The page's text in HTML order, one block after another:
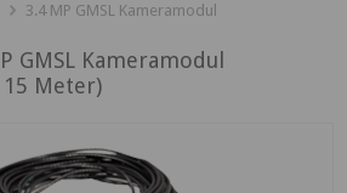
3.4 MP GMSL Kameramodul
GMSL Kameramodul
Meter)